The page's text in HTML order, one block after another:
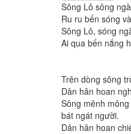
Sông Lô sông
Ru ru bến sóng
Sông Lô, sóng
Ai qua bến nắng
Trên dòng sông
Dân hân hoan
Sông mênh
bát ngát người.
Dân hân hoan